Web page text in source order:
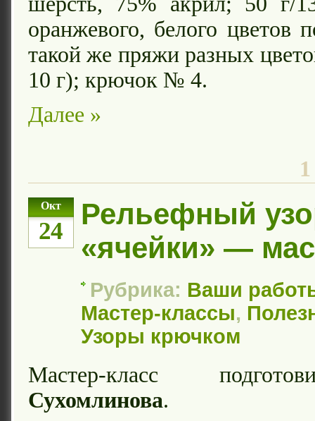
оранжевого, белого цветов
такой же пряжи разных
10 г); крючок № 4.
Далее »
Окт
24
Рельефный
«ячейки» —
Рубрика: Ваши
Мастер-классы,
Узоры крючком
Мастер-класс
Сухомлинова.